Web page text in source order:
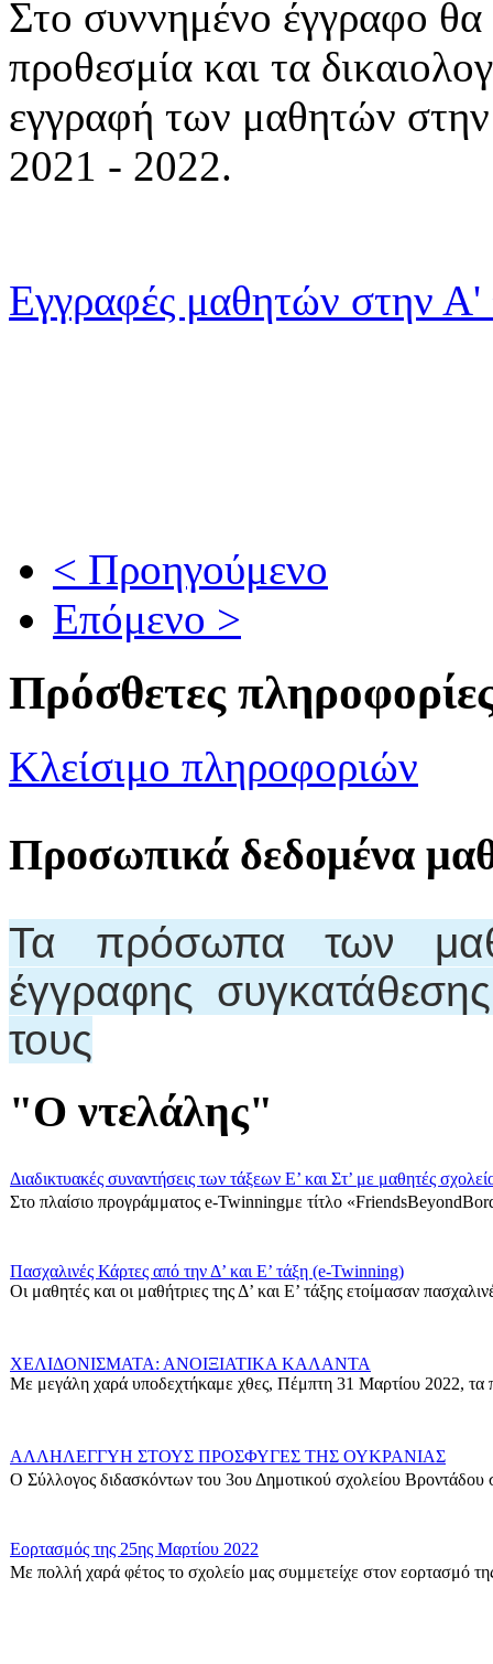
Στο συννημένο έγγραφο θα
προθεσμία και τα
εγγραφή των μαθητών
2021 - 2022.
Εγγραφές μαθητών στην Α'
< Προηγούμενο
Επόμενο >
Πρόσθετες
Κλείσιμο πληροφοριών
Προσωπικά δεδομένα
Τα πρόσωπα των
έγγραφης
τους
"Ο ντελάλης"
Διαδικτυακές συναντήσεις των τάξεων Ε’ και Στ’ με μαθητές
Στο πλαίσιο προγράμματος e-Twinningμε τίτλο
Πασχαλινές Κάρτες από την Δ’ και Ε’ τάξη (e-Twinning)
Οι μαθητές και οι μαθήτριες της Δ’ και Ε’ τάξης ετοίμασαν
ΧΕΛΙΔΟΝΙΣΜΑΤΑ: ΑΝΟΙΞΙΑΤΙΚΑ ΚΑΛΑΝΤΑ
Με μεγάλη χαρά υποδεχτήκαμε χθες, Πέμπτη 31 Μαρτίου 2022, τα
ΑΛΛΗΛΕΓΓΥΗ ΣΤΟΥΣ ΠΡΟΣΦΥΓΕΣ ΤΗΣ ΟΥΚΡΑΝΙΑΣ
Ο Σύλλογος διδασκόντων του 3ου Δημοτικού σχολείου
Εορτασμός της 25ης Μαρτίου 2022
Με πολλή χαρά φέτος το σχολείο μας συμμετείχε στον εορτασμό